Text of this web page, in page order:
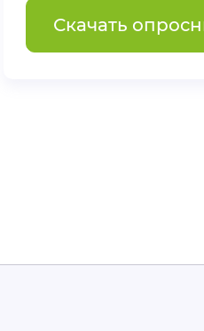
Скачать